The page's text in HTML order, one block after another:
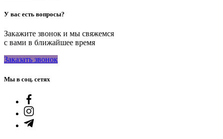
У вас есть вопросы?
Закажите звонок и мы свяжемся
с вами в ближайшее время
Заказать звонок
Мы в соц. сетях